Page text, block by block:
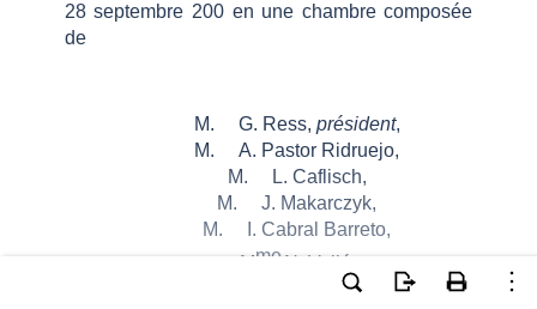
28 septembre 200 en une chambre composée
de
M. G. Ress, président,
M.
A. Pastor Ridruejo,
M.
L. Caflisch,
M.
J. Makarczyk,
M.
I. Cabral Barreto,
Mme N. Vajić
Pellonpää, juges,